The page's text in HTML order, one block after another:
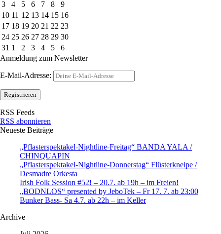
3
4 5 6 7 8
9
10 11 12 13 14 15 16
17 18 19 20 21 22 23
24 25 26 27 28 29 30
31 1 2 3 4 5
6
Anmeldung zum Newsletter
E-Mail-Adresse:
RSS Feeds
RSS abonnieren
Neueste Beiträge
„Pflasterspektakel-Nightline-Freitag“ BANDA YALA /
CHINQUAPIN
„Pflasterspektakel-Nightline-Donnerstag“ Flüsterkneipe /
Desmadre Orkesta
Irish Folk Session #52! – 20.7. ab 19h – im Freien!
„BODNLOS“ presented by JeboTek – Fr 17. 7. ab 23:00
Bunker Bass- Sa 4.7. ab 22h – im Keller
Archive